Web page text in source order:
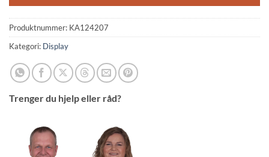
Produktnummer: KA124207
Kategori: Display
Trenger du hjelp eller råd?